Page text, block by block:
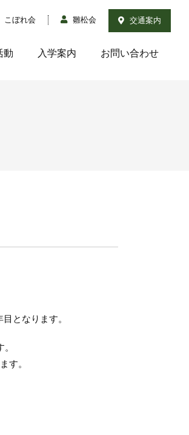
こぼれ会 雛松会 交通案内
動 入学案内 お問い合わせ
となります。
す。